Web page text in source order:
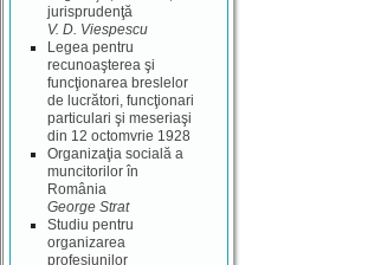
jurisprudenţă
V. D. Viespescu
Legea pentru
recunoaşterea şi
funcţionarea breslelor
de lucrători, funcţionari
particulari şi meseriaşi
din 12 octomvrie 1928
Organizaţia socială a
muncitorilor în
România
George Strat
Studiu pentru
organizarea
profesiunilor